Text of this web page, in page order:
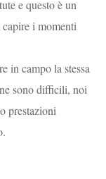
e questo è un
i momenti
in campo la stessa
sono difficili, noi
prestazioni